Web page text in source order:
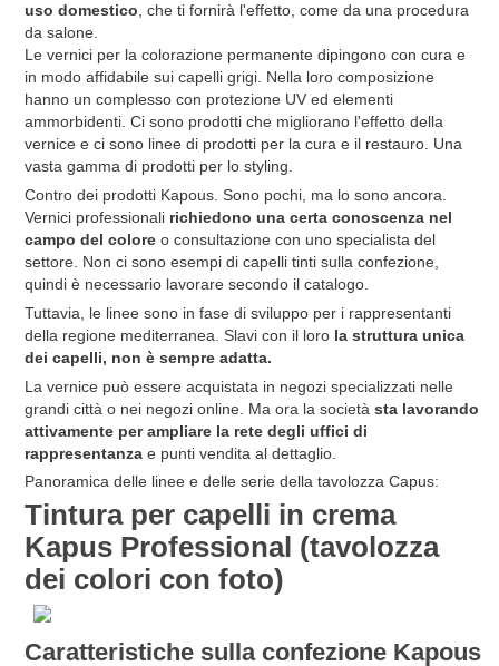
uso domestico, che ti fornirà l'effetto, come da una procedura
da salone.
Le vernici per la colorazione permanente dipingono con cura e
in modo affidabile sui capelli grigi. Nella loro composizione
hanno un complesso con protezione UV ed elementi
ammorbidenti. Ci sono prodotti che migliorano l'effetto della
vernice e ci sono linee di prodotti per la cura e il restauro. Una
vasta gamma di prodotti per lo styling.
Contro dei prodotti Kapous. Sono pochi, ma lo sono ancora.
Vernici professionali richiedono una certa conoscenza nel
campo del colore o consultazione con uno specialista del
settore. Non ci sono esempi di capelli tinti sulla confezione,
quindi è necessario lavorare secondo il catalogo.
Tuttavia, le linee sono in fase di sviluppo per i rappresentanti
della regione mediterranea. Slavi con il loro la struttura unica
dei capelli, non è sempre adatta.
La vernice può essere acquistata in negozi specializzati nelle
grandi città o nei negozi online. Ma ora la società sta lavorando
attivamente per ampliare la rete degli uffici di
rappresentanza e punti vendita al dettaglio.
Panoramica delle linee e delle serie della tavolozza Capus:
Tintura per capelli in crema
Kapus Professional (tavolozza
dei colori con foto)
Caratteristiche sulla confezione Kapous